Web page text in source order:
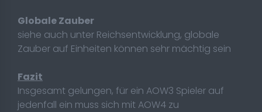
Globale Zauber
siehe auch unter Reichsentwicklung, globale
Zauber auf Einheiten können sehr mächtig sein
Fazit
Insgesamt gelungen, für ein AOW3 Spieler auf
jedenfall ein muss sich mit AOW4 zu